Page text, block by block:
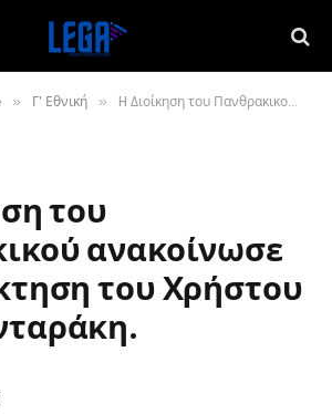
» Γ' Εθνική » H Διοίκηση του Πανθρακικού ανακοίνωσε την απόκτηση του Χρήστου Κωνστανταράκη.
του
ανακοίνωσε
του Χρήστου